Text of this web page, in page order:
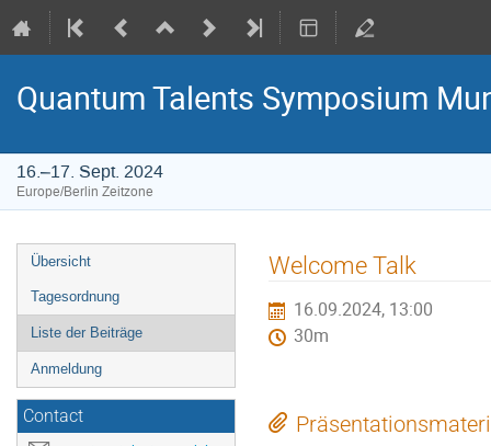
Quantum Talents Symposium
16.–17. Sept. 2024
Europe/Berlin Zeitzone
Veranstaltungsmenü
Übersicht
Tagesordnung
Liste der Beiträge
Anmeldung
Contact
Welcome Talk
16.09.2024, 13:00
30m